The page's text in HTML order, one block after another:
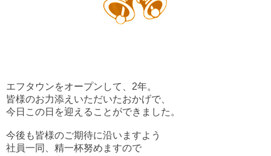
エフタウンをオープンして、2年。
皆様のお力添えいただいたおかげで、
今日この日を迎えることができました。
今後も皆様のご期待に沿いますよう
社員一同、精一杯努めますので